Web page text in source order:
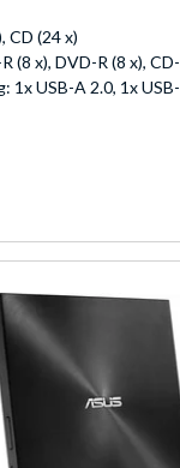
CD (24 x)
(8 x), DVD-R (8 x),
1x USB-A 2.0, 1x